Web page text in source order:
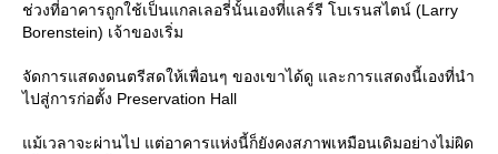
ช่วงที่อาคารถูกใช้เป็นแกลเลอรี่นั้นเองที่แลร์รี โบเรนสไตน์ (Larry
Borenstein) เจ้าของเริ่ม
จัดการแสดงดนตรีสดให้เพื่อนๆ ของเขาได้ดู และการแสดงนี้เองที่นำ
ไปสู่การก่อตั้ง Preservation Hall
ม้เวลาจะผ่านไป แต่อาคารแห่งนี้ก็ยังคงสภาพเหมือนเดิมอย่างไม่ผิด